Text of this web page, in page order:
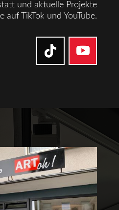
und aktuelle Projekte
auf TikTok und YouTube.